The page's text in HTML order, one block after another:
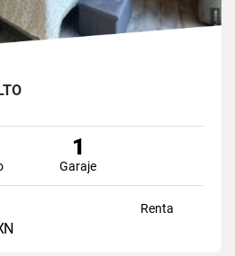
1
Garaje
Renta